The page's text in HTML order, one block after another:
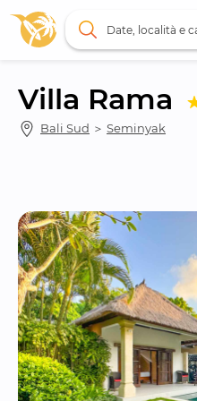
Villa Rama
Bali Sud ＞ Seminyak